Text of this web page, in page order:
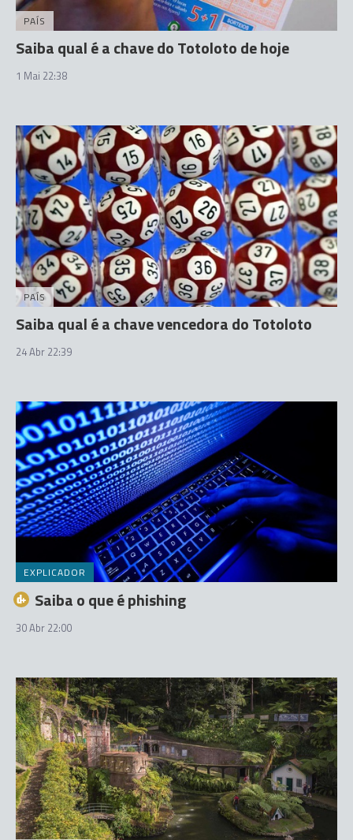
PAÍS
Saiba qual é a chave do Totoloto de hoje
1 Mai 22:38
PAÍS
Saiba qual é a chave vencedora do Totoloto
24 Abr 22:39
EXPLICADOR
Saiba o que é phishing
30 Abr 22:00